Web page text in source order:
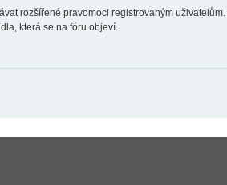
rozšířené pravomoci registrovaným
která se na fóru objeví.